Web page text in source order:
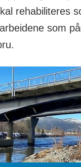
rehabiliteres
som